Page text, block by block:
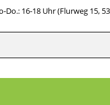
16-18 Uhr (Flurweg 15,